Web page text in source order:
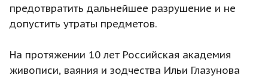
предотвратить дальнейшее разрушение и не
допустить утраты предметов.
На протяжении 10 лет Российская академия
живописи, ваяния и зодчества Ильи Глазунова